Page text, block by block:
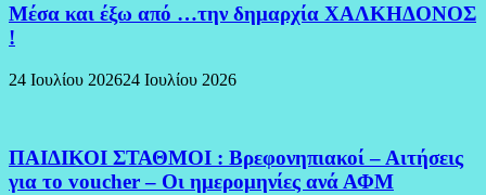
Μέσα και έξω από …την δημαρχία ΧΑΛΚΗΔΟΝΟΣ
!
24 Ιουλίου 202624 Ιουλίου 2026
ΠΑΙΔΙΚΟΙ ΣΤΑΘΜΟΙ : Βρεφονηπιακοί – Αιτήσεις
για το voucher – Οι ημερομηνίες ανά ΑΦΜ